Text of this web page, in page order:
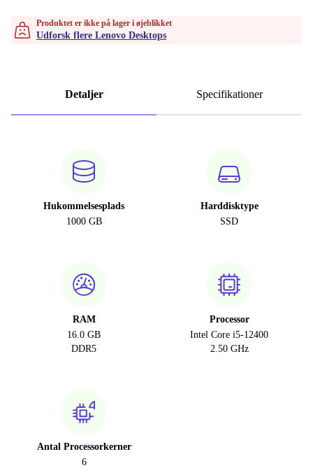
Produktet er ikke på lager i øjeblikket
Udforsk flere Lenovo Desktops
Detaljer Specifikationer
Hukommelsesplads
1000 GB
Harddisktype
SSD
RAM
16.0 GB
DDR5
Processor
Intel Core i5-12400
2.50 GHz
Antal Processorkerner
6